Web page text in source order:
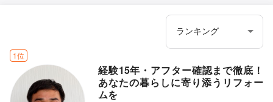
1位
経験15年・アフター確認まで徹底！
あなたの暮らしに寄り添うリフォー
ムを